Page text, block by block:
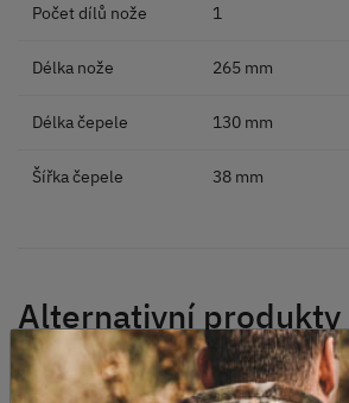
Počet dílů nože 1
Délka nože 265 mm
Délka čepele 130 mm
Šířka čepele 38 mm
Alternativní produkty